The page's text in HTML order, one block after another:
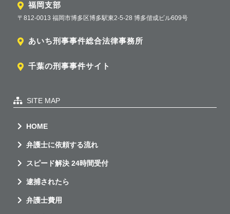
福岡支部
〒812-0013 福岡市博多区博多駅東2-5-28 博多偕成ビル609号
あいち刑事事件総合法律事務所
千葉の刑事事件サイト
SITE MAP
HOME
弁護士に依頼する流れ
スピード解決 24時間受付
逮捕されたら
弁護士費用